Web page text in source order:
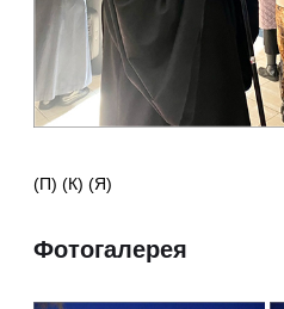
(П) (К) (Я)
Фотогалерея